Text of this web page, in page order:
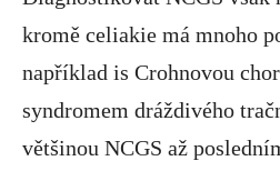
kromě celiakie má mnoho
například is Crohnovou
syndromem dráždivého
většinou NCGS až